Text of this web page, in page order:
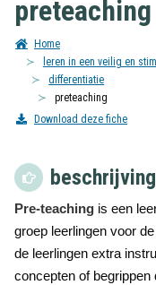
preteaching
Home
leren in een veilig en
differentiatie
preteaching
Download deze fiche
beschrijving
Pre-teaching is een
groep leerlingen voor
de leerlingen extra
concepten of begrippen